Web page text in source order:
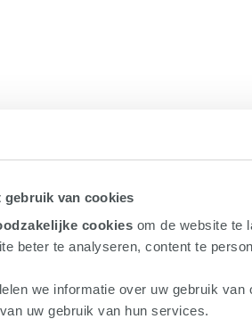
gebruik van cookies
cookies om de website te
beter te analyseren, content te
we informatie over uw gebruik
uw gebruik van hun services.